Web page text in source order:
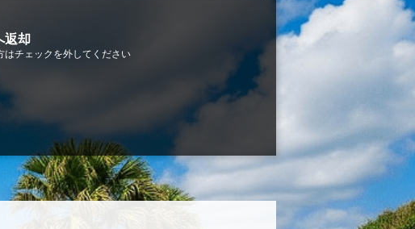
返却
チェックを外してください